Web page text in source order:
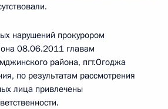
нарушений прокурором
08.06.2011 главам
района, пгт.Огоджа
по результатам рассмотрения
лица привлечены